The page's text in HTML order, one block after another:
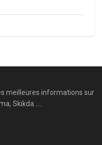
meilleures informations sur
Skikda ....